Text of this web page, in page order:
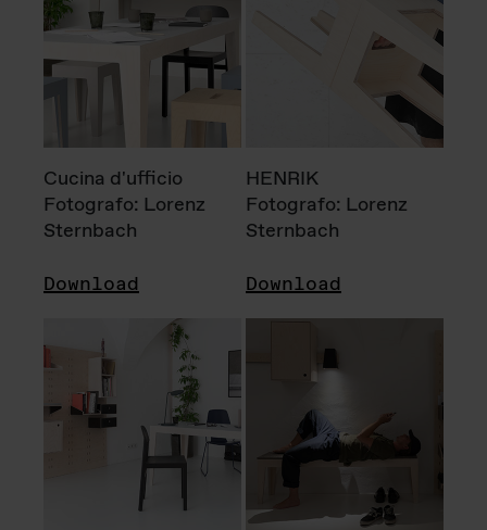
Cucina d'ufficio
Fotografo: Lorenz
Sternbach
Download
HENRIK
Fotografo: Lorenz
Sternbach
Download